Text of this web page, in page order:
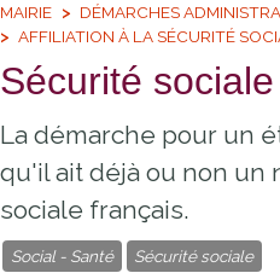
MAIRIE DÉMARCHES
AFFILIATION À LA SÉCURITÉ
Sécurité
La démarche pour un
qu'il ait déjà ou non un
sociale français.
Social - Santé Sécurité sociale